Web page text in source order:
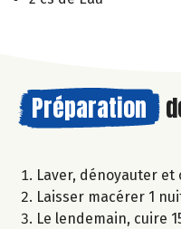
Préparation
Laver, dénoyauter
Laisser macérer 1
Le lendemain, cuire